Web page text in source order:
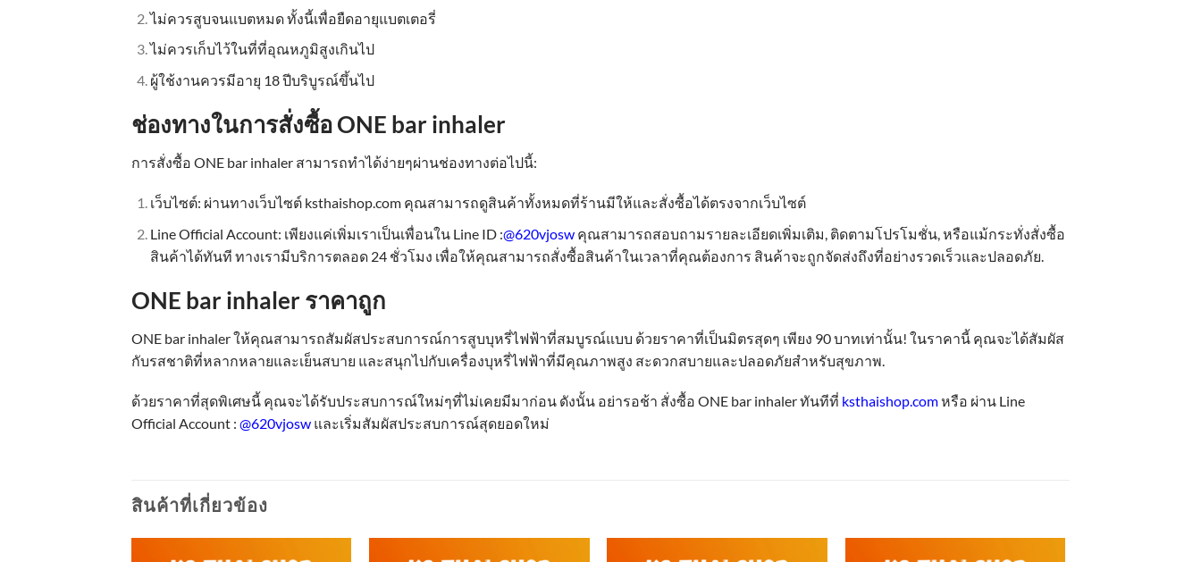
ไม่ควรสูบจนแบตหมด ทั้งนี้เพื่อยืดอายุแบตเตอรี่
ไม่ควรเก็บไว้ในที่ที่อุณหภูมิสูงเกินไป
ผู้ใช้งานควรมีอายุ 18 ปีบริบูรณ์ขึ้นไป
ช่องทางในการสั่งซื้อ ONE bar inhaler
การสั่งซื้อ ONE bar inhaler สามารถทำได้ง่ายๆผ่านช่องทางต่อไปนี้:
เว็บไซต์: ผ่านทางเว็บไซต์ ksthaishop.com คุณสามารถดูสินค้าทั้งหมดที่ร้านมีให้และสั่งซื้อได้ตรงจากเว็บไซต์
Line Official Account: เพียงแค่เพิ่มเราเป็นเพื่อนใน Line ID :@620vjoswคุณสามารถสอบถามรายละเอียดเพิ่มเติม, ติดตามโปรโมชั่น, หรือแม้กระทั่งสั่งซื้อ
สินค้าได้ทันที ทางเรามีบริการตลอด 24 ชั่วโมง เพื่อให้คุณสามารถสั่งซื้อสินค้าในเวลาที่คุณต้องการ สินค้าจะถูกจัดส่งถึงที่อย่างรวดเร็วและปลอดภัย.
ONE bar inhaler ราคาถูก
ONE bar inhaler ให้คุณสามารถสัมผัสประสบการณ์การสูบบุหรี่ไฟฟ้าที่สมบูรณ์แบบ ด้วยราคาที่เป็นมิตรสุดๆ เพียง 90 บาทเท่านั้น! ในราคานี้ คุณจะได้สัมผัส
กับรสชาติที่หลากหลายและเย็นสบาย และสนุกไปกับเครื่องบุหรี่ไฟฟ้าที่มีคุณภาพสูง สะดวกสบายและปลอดภัยสำหรับสุขภาพ.
ด้วยราคาที่สุดพิเศษนี้ คุณจะได้รับประสบการณ์ใหม่ๆที่ไม่เคยมีมาก่อน ดังนั้น อย่ารอช้า สั่งซื้อ ONE bar inhaler ทันทีที่ ksthaishop.comหรือ ผ่าน Line
Official Account : @620vjosw และเริ่มสัมผัสประสบการณ์สุดยอดใหม่
สินค้าที่เกี่ยวข้อง